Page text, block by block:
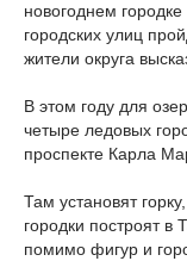
новогоднем
городских улиц
жители округа
В этом году для
четыре ледовых
проспекте Карла
Там установят
городки построят
помимо фигур и